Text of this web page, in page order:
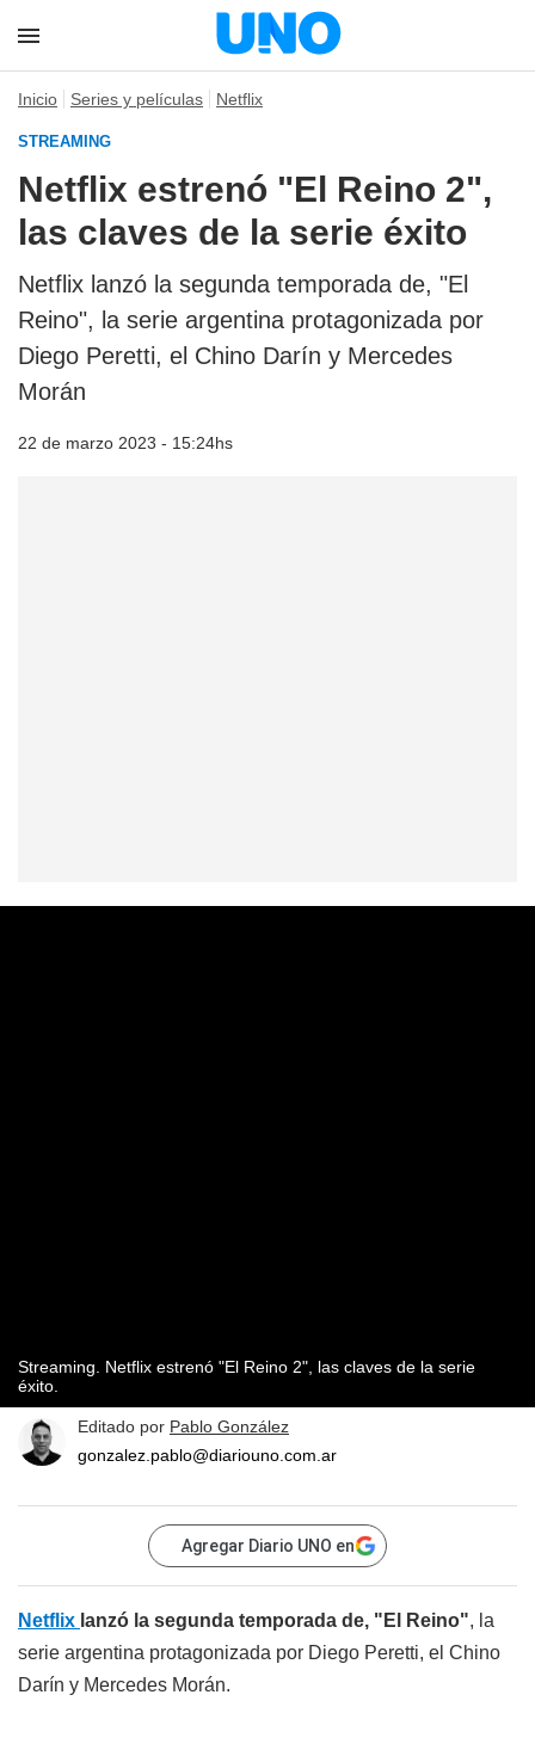
Inicio Series y películas Netflix
STREAMING
Netflix estrenó "El Reino 2",
las claves de la serie éxito
Netflix lanzó la segunda temporada de, "El
Reino", la serie argentina protagonizada por
Diego Peretti, el Chino Darín y Mercedes
Morán
22 de marzo 2023 - 15:24hs
Streaming. Netflix estrenó "El Reino 2", las claves de la serie
éxito.
Editado por Pablo González
gonzalez.pablo@diariouno.com.ar
Agregar Diario UNO en
Netflix lanzó la segunda temporada de, "El Reino", la
serie argentina protagonizada por Diego Peretti, el Chino
Darín y Mercedes Morán.